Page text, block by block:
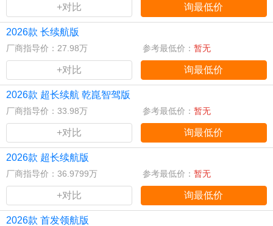
+对比 询最低价
2026款 长续航版
厂商指导价：27.98万 参考最低价： 暂无
+对比 询最低价
2026款 超长续航 乾崑智驾版
厂商指导价：33.98万 参考最低价： 暂无
+对比 询最低价
2026款 超长续航版
厂商指导价：36.9799万 参考最低价： 暂无
+对比 询最低价
2026款 首发领航版